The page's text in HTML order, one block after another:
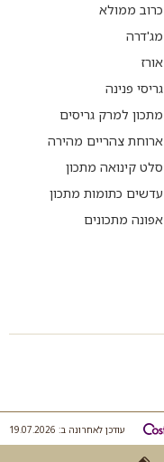
כרוב ממולא
מג'דרה
אורז
גריסי פנינה
מתכון למרק גריסים
ארוחת צהריים מהירה
סלט קינואה מתכון
עדשים כתומות מתכון
אפונה מתכונים
עודכן לאחרונה ב: 19.07.2026